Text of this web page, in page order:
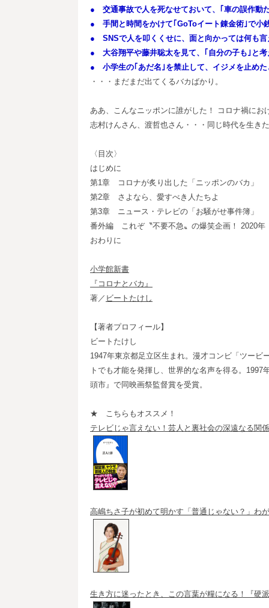
● 交通事故で人を死なせておいて、｢車の誤作動
● 手間と時間をかけて｢GoToイート錬金術｣で小
● SNSで人を叩くくせに、面と向かっては何も言
● 大谷翔平や藤井聡太を見て、｢自分の子も｣と考
● 小学生の｢あだ名｣を禁止して、イジメを止めた
・・・まだまだ出てくるバカばかり。
ああ、こんなニッポンに誰がした！ コロナ禍にお
志村けんさん、渡哲也さん・・・同じ時代を生き
〈目次〉
はじめに
第1章 コロナが炙り出した「ニッポンのバカ」
第2章 さよなら、愛すべき人たちよ
第3章 ニュース・テレビの「お騒がせ事件簿」
番外編 これぞ〝不要不急〟の爆笑企画！ 2020年
おわりに
小学館新書
『コロナとバカ』
著／ ビートたけし
【著者プロフィール】
ビートたけし
1947年東京都足立区生まれ。漫才コンビ「ツー
トでも才能を発揮し、世界的な名声を得る。
頭市』で同映画祭監督賞を受賞。
★ こちらもオススメ！
テレビじゃ言えない！芸人と裏社会の深遠なる関
高嶋ちさ子が初めて明かす「普通じゃない？」わ
生き方に迷ったとき、この言葉が糧になる！『硬